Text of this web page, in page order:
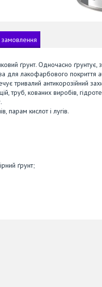
ґрунт. Одночасно ґрунтує,
для лакофарбового покриття
тривалий антикорозійний
труб, кованих виробів,
парам кислот і лугів.
ґрунт;